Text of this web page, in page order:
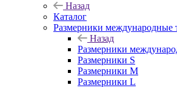
Назад
Каталог
Размерники международные
Назад
Размерники
Размерники S
Размерники M
Размерники L